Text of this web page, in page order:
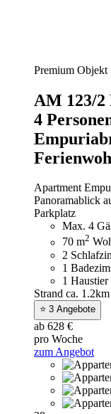
Premium Objekt
AM 123/2
4
Apartment
Panoramablick
Parkplatz
Max. 4
70 m2
2
1
1 Haustier
Strand ca.
⭐ 3 Angebote
ab 628 €
pro Woche
zum Angebot